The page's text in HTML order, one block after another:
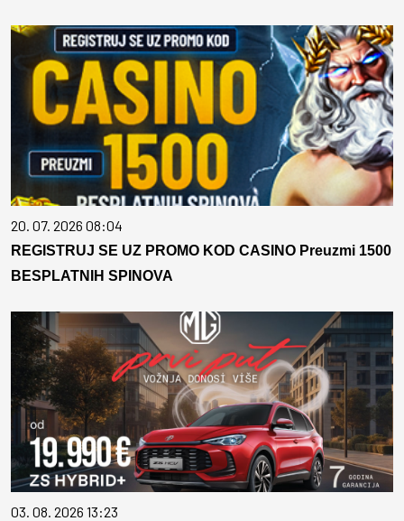
20. 07. 2026 08:04
REGISTRUJ SE UZ PROMO KOD CASINO Preuzmi 1500
BESPLATNIH SPINOVA
03. 08. 2026 13:23